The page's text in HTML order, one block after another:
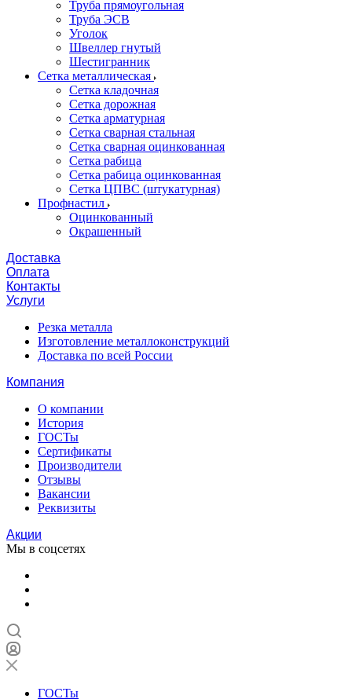
Труба прямоугольная
Труба ЭСВ
Уголок
Швеллер гнутый
Шестигранник
Сетка металлическая
Сетка кладочная
Сетка дорожная
Сетка арматурная
Сетка сварная стальная
Сетка сварная оцинкованная
Сетка рабица
Сетка рабица оцинкованная
Сетка ЦПВС (штукатурная)
Профнастил
Оцинкованный
Окрашенный
Доставка
Оплата
Контакты
Услуги
Резка металла
Изготовление металлоконструкций
Доставка по всей России
Компания
О компании
История
ГОСТы
Сертификаты
Производители
Отзывы
Вакансии
Реквизиты
Акции
Мы в соцсетях
ГОСТы